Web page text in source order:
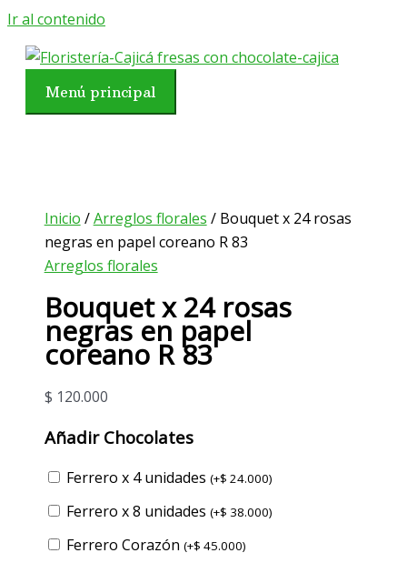
Ir al contenido
Menú principal
Inicio /Arreglos florales / Bouquet x 24 rosas
negras en papel coreano R 83
Arreglos florales
Bouquet x 24 rosas
negras en papel
coreano R 83
$ 120.000
Añadir Chocolates
Ferrero x 4 unidades (+$ 24.000)
Ferrero x 8 unidades (+$ 38.000)
Ferrero Corazón (+$ 45.000)